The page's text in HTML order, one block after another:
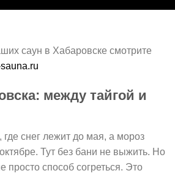
саун в Хабаровске смотрите
между тайгой и
снег лежит до мая, а мороз
Тут без бани не выжить. Но
способ согреться. Это